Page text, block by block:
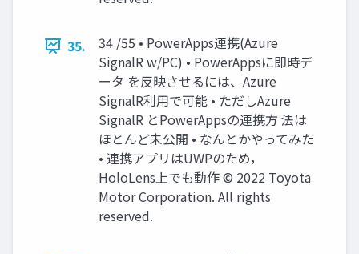
35.
34 /55 • PowerApps連携(Azure
SignalR w/PC) • PowerAppsに即時デ
ータ を反映させるには、Azure
SignalR利用で可能 • ただしAzure
SignalR とPowerAppsの連携方 法は
ほとんど未公開 • なんとかやってみた
• 連携アプリはUWPのため，
HoloLens上でも動作 © 2022 Toyota
Motor Corporation. All rights
reserved.